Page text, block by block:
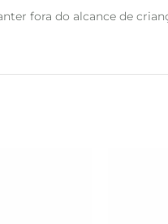
fora do alcance de